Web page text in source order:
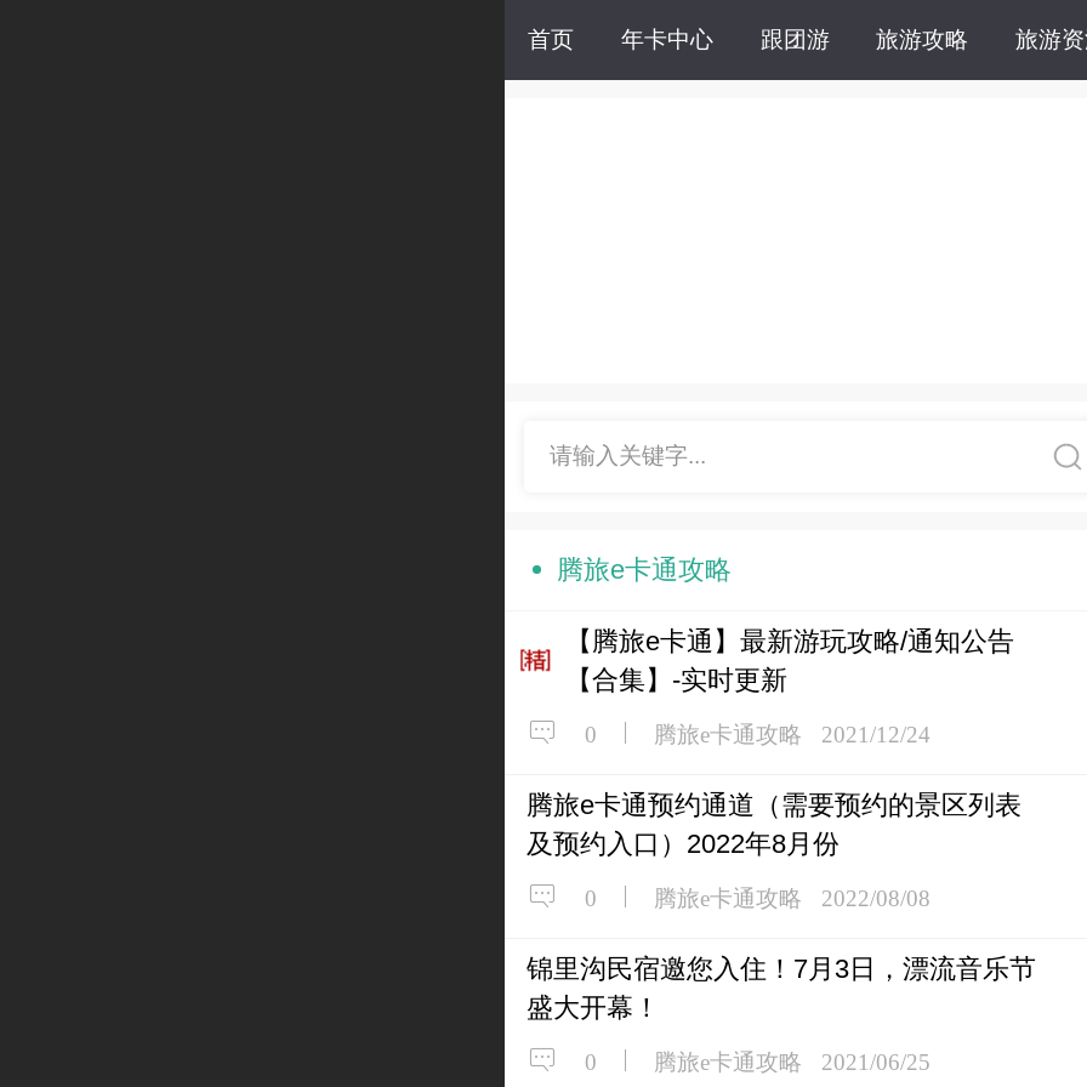
首页 年卡中心 跟团游 旅游攻略 旅游
请输入关键字...
腾旅e卡通攻略
【腾旅e卡通】最新游玩攻略/通知公告
【合集】-实时更新
0 腾旅e卡通攻略 2021/12/24
腾旅e卡通预约通道（需要预约的景区列表
及预约入口）2022年8月份
0 腾旅e卡通攻略 2022/08/08
锦里沟民宿邀您入住！7月3日，漂流音乐节
盛大开幕！
0 腾旅e卡通攻略 2021/06/25